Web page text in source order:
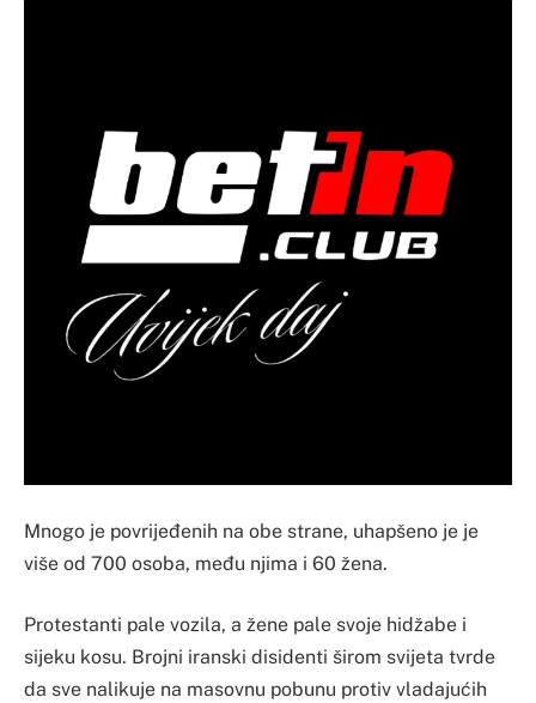
Mnogo je povrijeđenih na obe strane, uhapšeno je je
više od 700 osoba, među njima i 60 žena.
Protestanti pale vozila, a žene pale svoje hidžabe i
sijeku kosu. Brojni iranski disidenti širom svijeta tvrde
da sve nalikuje na masovnu pobunu protiv vladajućih